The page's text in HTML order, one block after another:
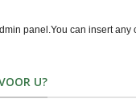
panel.You can insert any
U?